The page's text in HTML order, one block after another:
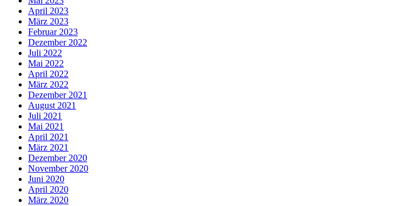
April 2023
März 2023
Februar 2023
Dezember 2022
Juli 2022
Mai 2022
April 2022
März 2022
Dezember 2021
August 2021
Juli 2021
Mai 2021
April 2021
März 2021
Dezember 2020
November 2020
Juni 2020
April 2020
März 2020